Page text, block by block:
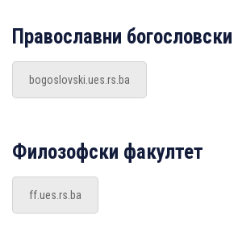
Православни
bogoslovski.ues.rs.ba
Филозофски факултет
ff.ues.rs.ba